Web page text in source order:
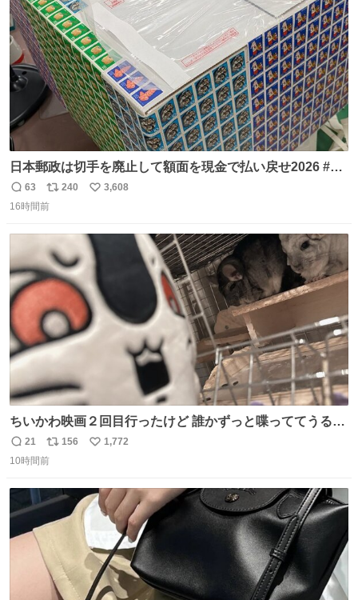
那に泣きついてた。
数
日本郵政は切手を廃止して額面を現金で払い戻せ2026 #日
本郵政 @JapanPostHD_PR
返
信
63
リ
ポ
ト
数
240
い
数
3,608
16時間前
ちいかわ映画２回目行ったけど 誰かずっと喋っててうるさ
かった 許せねえ
返
信
21
リ
ポ
ト
156
い
数
1,772
10時間前